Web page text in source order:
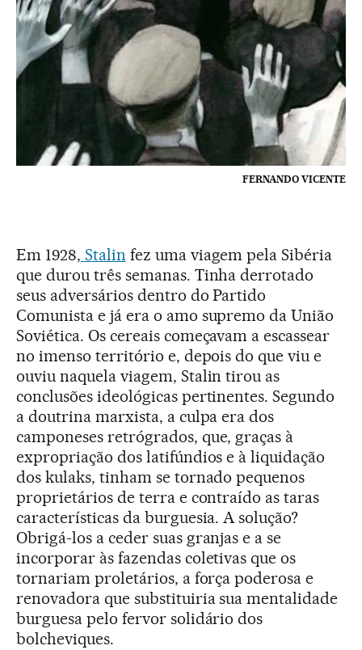
FERNANDO VICENTE
Em 1928, Stalin fez uma viagem pela Sibéria
que durou três semanas. Tinha derrotado
seus adversários dentro do Partido
Comunista e já era o amo supremo da União
Soviética. Os cereais começavam a escassear
no imenso território e, depois do que viu e
ouviu naquela viagem, Stalin tirou as
conclusões ideológicas pertinentes. Segundo
a doutrina marxista, a culpa era dos
camponeses retrógrados, que, graças à
expropriação dos latifúndios e à liquidação
dos kulaks, tinham se tornado pequenos
proprietários de terra e contraído as taras
características da burguesia. A solução?
Obrigá-los a ceder suas granjas e a se
incorporar às fazendas coletivas que os
tornariam proletários, a força poderosa e
renovadora que substituiria sua mentalidade
burguesa pelo fervor solidário dos
bolcheviques.